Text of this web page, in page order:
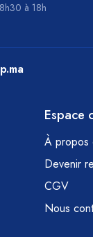
à 18h
Espace
À propos
Devenir
CGV
Nous